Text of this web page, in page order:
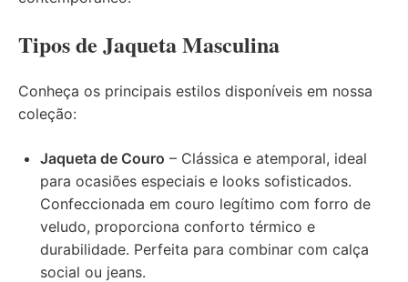
Tipos de Jaqueta Masculina
Conheça os principais estilos disponíveis em nossa
coleção:
Jaqueta de Couro – Clássica e atemporal, ideal
para ocasiões especiais e looks sofisticados.
Confeccionada em couro legítimo com forro de
veludo, proporciona conforto térmico e
durabilidade. Perfeita para combinar com calça
social ou jeans.